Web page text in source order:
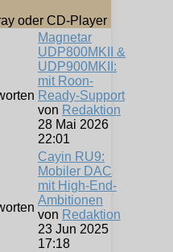
oder CD-Player
Magnetar
UDP800MKII &
UDP900MKII:
mit Roon-
Ready-Support
von Redaktion
28 Mai 2026
22:01
Cayin RU9:
Mobiler DAC
mit High-End-
Ambitionen
von Redaktion
23 Jun 2025
17:18